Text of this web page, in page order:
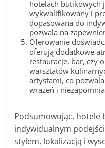
hotelach butikowych
wykwalifikowany i
dopasowana do
pozwala na
Oferowanie
oferują dodatkowe
restauracje, bar, czy
warsztatów
artystami, co
wrażeń i
Podsumowując, hotele
indywidualnym
stylem, lokalizacją i